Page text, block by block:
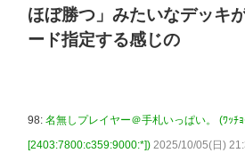
ほぼ勝つ」みたいなデッキ
ード指定する感じの
98: 名無しプレイヤー＠手札いっぱい。 (ﾜｯﾁ
[2403:7800:c359:9000:*]) 2025/10/05(日)